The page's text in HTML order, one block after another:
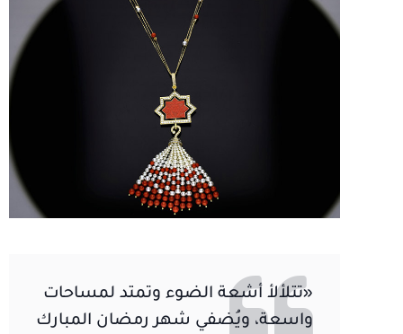
«تتلألأ أشعة الضوء وتمتد لمساحات
واسعة، ويُضفي شهر رمضان المبارك